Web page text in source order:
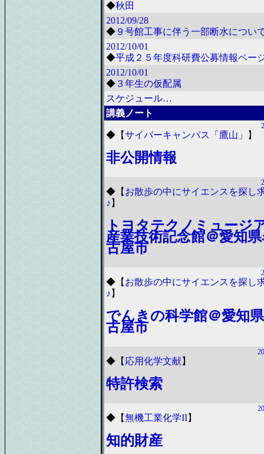
◆秋田
2012/09/28
◆ ９号館工事に伴う一部断水につい
2012/10/01
◆平成２５年度科研費公募情報ペー
2012/10/01
◆ ３年生の仮配属
スケジュール…
講義ノート
◆ 【サイバーキャンパス「鷹山」 】
非公開情報
◆ 【 お散歩の中にサイエンスを探し
♪ 】
トヨタテクノミュージ
産業技術記念館＠愛知
古屋市
◆ 【 お散歩の中にサイエンスを探し
♪ 】
でんきの科学館＠愛知
古屋市
◆ 【 応用化学文献】
特許検索
◆ 【無機工業化学II】
知的財産